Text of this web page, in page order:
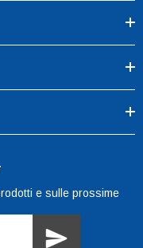
e sulle prossime